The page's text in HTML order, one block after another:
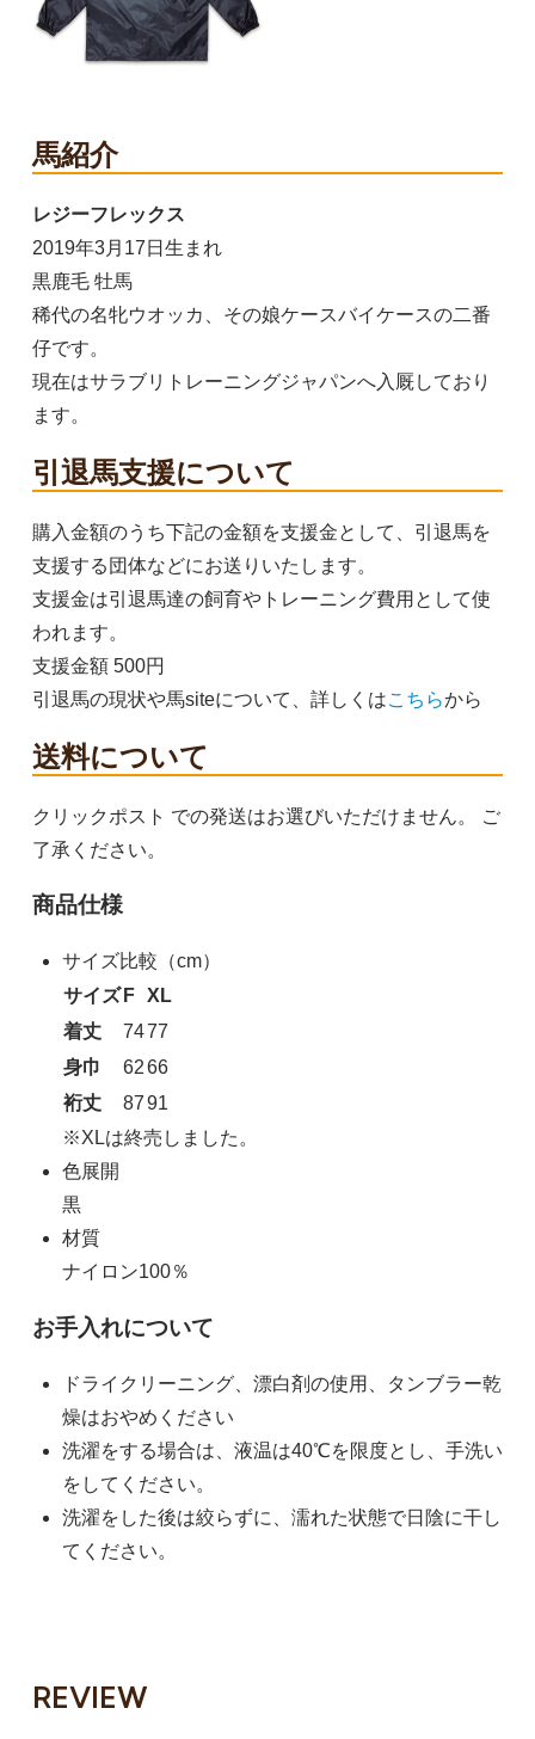
馬紹介
レジーフレックス
2019年3月17日生まれ
黒鹿毛 牡馬
稀代の名牝ウオッカ、その娘ケースバイケースの二番
仔です。
現在はサラブリトレーニングジャパンへ入厩しており
ます。
引退馬支援について
購入金額のうち下記の金額を支援金として、引退馬を
支援する団体などにお送りいたします。
支援金は引退馬達の飼育やトレーニング費用として使
われます。
支援金額 500円
引退馬の現状や馬siteについて、詳しくはこちらから
送料について
クリックポスト での発送はお選びいただけません。
ご
了承ください。
商品仕様
サイズ比較（cm）
サイズ F XL
着丈
7477
身巾
6266
裄丈
8791
※XLは終売しました。
色展開
黒
材質
ナイロン100％
お手入れについて
ドライクリーニング、漂白剤の使用、タンブラー乾
燥はおやめください
洗濯をする場合は、液温は40℃を限度とし、手洗い
をしてください。
洗濯をした後は絞らずに、濡れた状態で日陰に干し
てください。
REVIEW
3,300円(税込)
黒
XL
3,300円(税込)